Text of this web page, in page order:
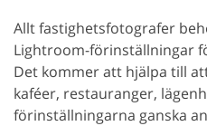
Allt fastighetsfotografer
Lightroom-förinställningar
Det kommer att hjälpa till
kaféer, restauranger,
förinställningarna ganska